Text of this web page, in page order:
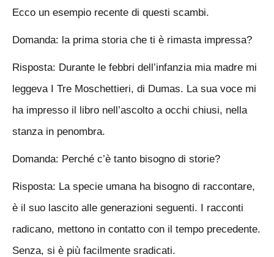
Ecco un esempio recente di questi scambi.
Domanda: la prima storia che ti è rimasta impressa?
Risposta: Durante le febbri dell’infanzia mia madre mi
leggeva I Tre Moschettieri, di Dumas. La sua voce mi
ha impresso il libro nell’ascolto a occhi chiusi, nella
stanza in penombra.
Domanda: Perché c’è tanto bisogno di storie?
Risposta: La specie umana ha bisogno di raccontare,
è il suo lascito alle generazioni seguenti. I racconti
radicano, mettono in contatto con il tempo precedente.
Senza, si è più facilmente sradicati.